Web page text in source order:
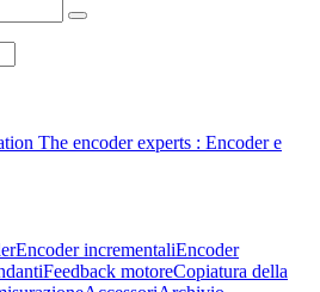
The encoder experts : Encoder e
Encoder incrementaliEncoder
Feedback motoreCopiatura della